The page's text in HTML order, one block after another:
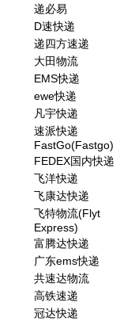
递必易
D速快递
递四方速递
大田物流
EMS快递
ewe快递
凡宇快递
速派快递
FastGo(Fastgo)
FEDEX国内快递
飞洋快递
飞康达快递
飞特物流(Flyt
Express)
富腾达快递
广东ems快递
共速达物流
高铁速递
冠达快递